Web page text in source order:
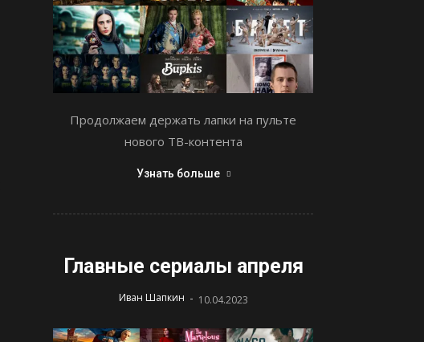
Продолжаем держать лапки на пульте
нового ТВ-контента
Узнать больше
Главные сериалы апреля
Иван Шапкин - 10.04.2023